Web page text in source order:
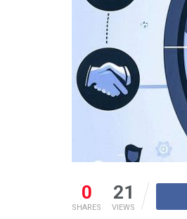
0
SHARES
21
VIEWS